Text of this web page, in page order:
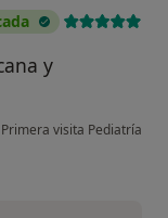
y
Primera visita Pediatría